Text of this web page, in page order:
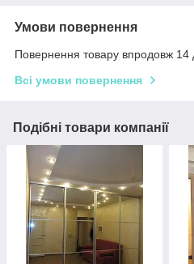
Умови повернення
Повернення товару впродовж 14
Всі умови повернення
Подібні товари компанії